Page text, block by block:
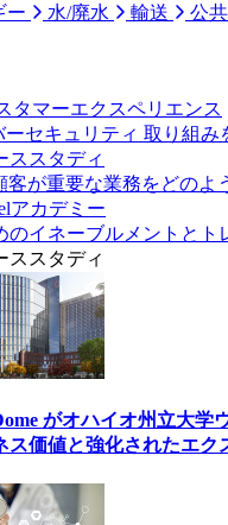
ー
水/廃水 輸送 公
タマーエクスペリエンス
ーセキュリティ 取り組み
ススタディ
客が重要な業務をどのよ
アカデミー
のイネーブルメントとト
ススタディ
がオハイオ州立大学
ス価値と強化されたエク